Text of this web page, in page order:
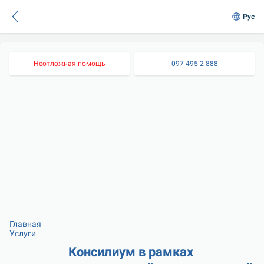
Рус
Неотложная помощь 097 495 2 888
Главная
Услуги
Консилиум в рамках